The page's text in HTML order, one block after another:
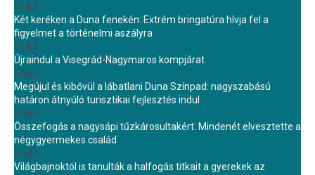
31 júl.
Két keréken a Duna fenekén: Extrém bringatúra hívja fel a
figyelmet a történelmi aszályra
31 júl.
Újraindul a Visegrád-Nagymaros kompjárat
30 júl.
Megújul és kibővül a lábatlani Duna Színpad: nagyszabású
határon átnyúló turisztikai fejlesztés indul
30 júl.
Összefogás a nagysápi tűzkárosultakért: Mindenét elvesztette a
négygyermekes család
30 júl.
Világbajnoktól is tanulták a halfogás titkait a gyerekek az